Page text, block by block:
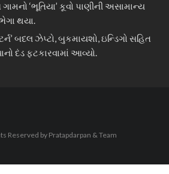
‘ભૂતિયા’ કૂવો પાણીની અસામાન્ય
થયા.
બદલ ઝેપ્ટો, બુકમાયશો, ઇન્ડિગો સહિત
દંડ ફટકારવામાં આવ્યો.
Reserved by Pratapdarpan & Team